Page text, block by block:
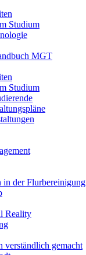
Studium
MGT
Studium
in der Flurbereinigung
Reality
verständlich gemacht